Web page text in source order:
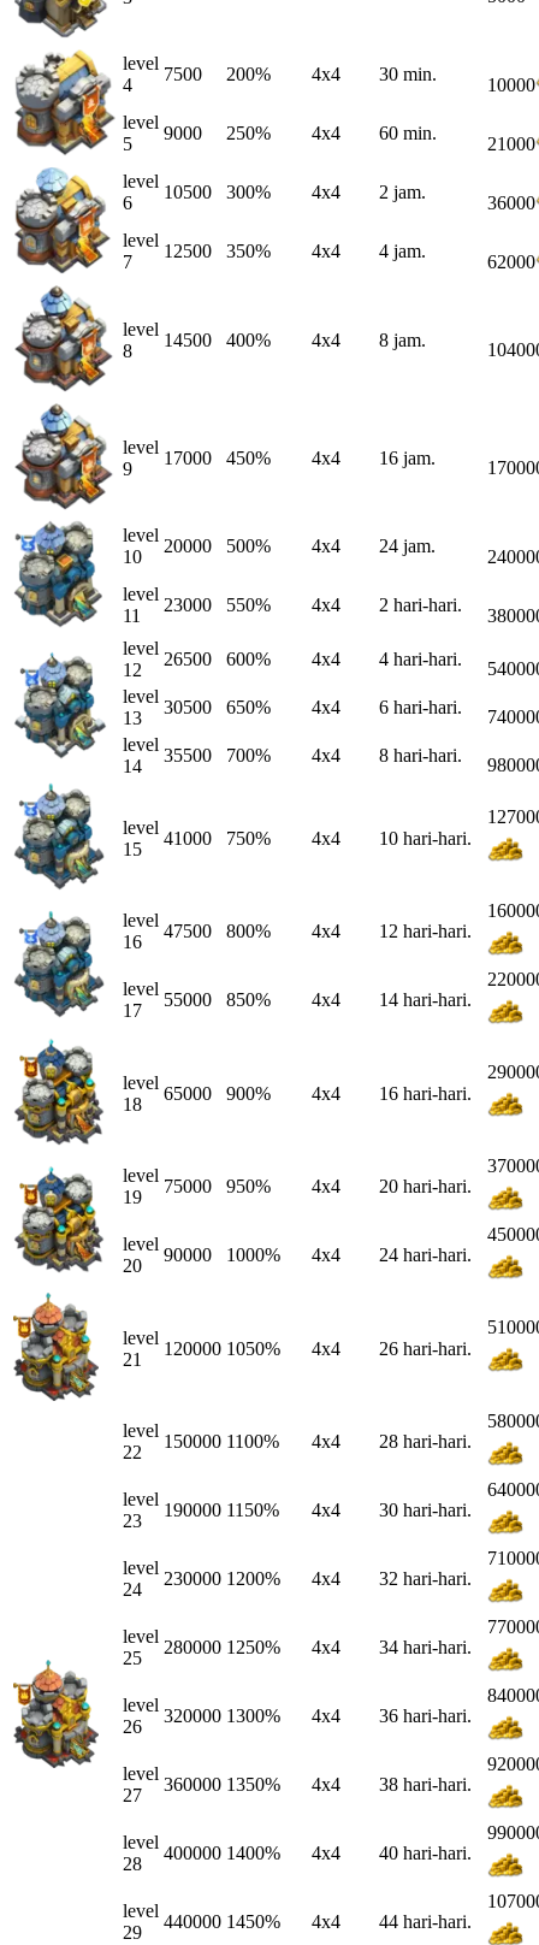
level
4
7500 200% 4x4 30 min.
10000
level
5
9000 250% 4x4 60 min.
21000
level
6
10500 300% 4x4 2 jam.
36000
level
7
12500 350% 4x4 4 jam.
62000
level
8
14500 400% 4x4 8 jam.
level
9
17000 450% 4x4 16 jam.
level
10
20000 500% 4x4 24 jam.
level
11
23000 550% 4x4 2 hari-hari.
level
12
26500 600% 4x4 4 hari-hari.
level
13
30500 650% 4x4 6 hari-hari.
level
14
35500 700% 4x4 8 hari-hari.
level
15
41000 750% 4x4 10 hari-hari.
level
16
47500 800% 4x4 12 hari-hari.
level
17
55000 850% 4x4 14 hari-hari.
level
18
65000 900% 4x4 16 hari-hari.
level
19
75000 950% 4x4 20 hari-hari.
level
20
90000 1000% 4x4 24 hari-hari.
level
21
120000 1050% 4x4 26 hari-hari.
level
22
150000 1100% 4x4 28 hari-hari.
level
23
190000 1150% 4x4 30 hari-hari.
level
24
230000 1200% 4x4 32 hari-hari.
level
25
280000 1250% 4x4 34 hari-hari.
level
26
320000 1300% 4x4 36 hari-hari.
level
27
360000 1350% 4x4 38 hari-hari.
level
28
400000 1400% 4x4 40 hari-hari.
level
29
440000 1450% 4x4 44 hari-hari.